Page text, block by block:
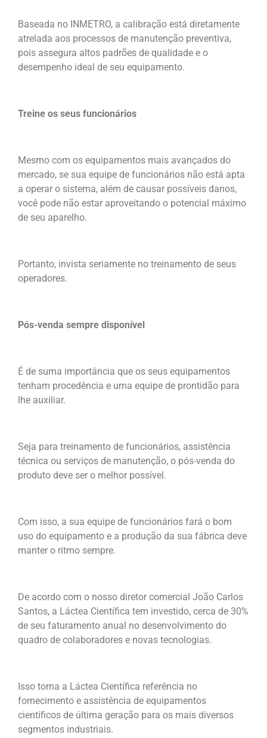
Baseada no INMETRO, a calibração está diretamente
atrelada aos processos de manutenção preventiva,
pois assegura altos padrões de qualidade e o
desempenho ideal de seu equipamento.
Treine os seus funcionários
Mesmo com os equipamentos mais avançados do
mercado, se sua equipe de funcionários não está apta
a operar o sistema, além de causar possíveis danos,
você pode não estar aproveitando o potencial máximo
de seu aparelho.
Portanto, invista seriamente no treinamento de seus
operadores.
Pós-venda sempre disponível
É de suma importância que os seus equipamentos
tenham procedência e uma equipe de prontidão para
lhe auxiliar.
Seja para treinamento de funcionários, assistência
técnica ou serviços de manutenção, o pós-venda do
produto deve ser o melhor possível.
Com isso, a sua equipe de funcionários fará o bom
uso do equipamento e a produção da sua fábrica deve
manter o ritmo sempre.
De acordo com o nosso diretor comercial João Carlos
Santos, a Láctea Científica tem investido, cerca de 30%
de seu faturamento anual no desenvolvimento do
quadro de colaboradores e novas tecnologias.
Isso torna a Láctea Científica referência no
fornecimento e assistência de equipamentos
científicos de última geração para os mais diversos
segmentos industriais.